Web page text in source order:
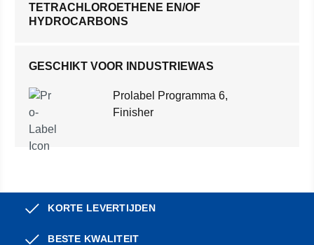
TETRACHLOROETHENE EN/OF
HYDROCARBONS
GESCHIKT VOOR INDUSTRIEWAS
Prolabel Programma 6,
Finisher
KORTE LEVERTIJDEN
BESTE KWALITEIT